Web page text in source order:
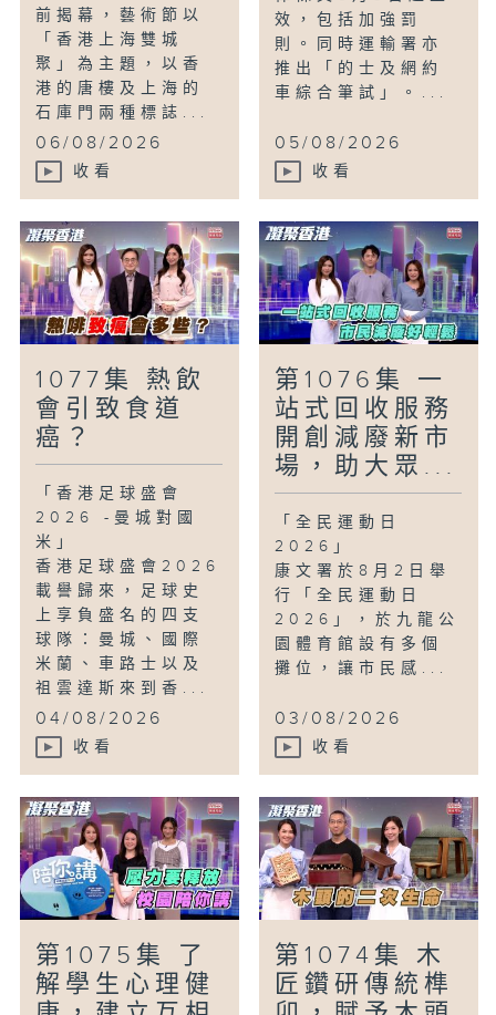
前揭幕，藝術節以
「香港上海雙城
聚」為主題，以香
港的唐樓及上海的
石庫門兩種標誌...
06/08/2026
收看
效，包括加強罰
則。同時運輸署亦
推出「的士及網約
車綜合筆試」。...
05/08/2026
收看
1077集 熱飲
會引致食道
癌？
「香港足球盛會
2026 -曼城對國
米」
香港足球盛會2026
載譽歸來，足球史
上享負盛名的四支
球隊：曼城、國際
米蘭、車路士以及
祖雲達斯來到香...
04/08/2026
收看
第1076集 一
站式回收服務
開創減廢新市
場，助大眾...
「全民運動日
2026」
康文署於8月2日舉
行「全民運動日
2026」，於九龍公
園體育館設有多個
攤位，讓市民感...
03/08/2026
收看
第1075集 了
解學生心理健
第1074集 木
匠鑽研傳統榫